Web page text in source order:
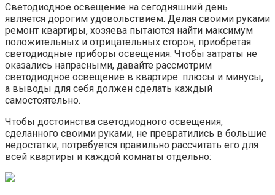
Светодиодное освещение на сегодняшний день
является дорогим удовольствием. Делая своими руками
ремонт квартиры, хозяева пытаются найти максимум
положительных и отрицательных сторон, приобретая
светодиодные приборы освещения. Чтобы затраты не
оказались напрасными, давайте рассмотрим
светодиодное освещение в квартире: плюсы и минусы,
а выводы для себя должен сделать каждый
самостоятельно.
Чтобы достоинства светодиодного освещения,
сделанного своими руками, не превратились в большие
недостатки, потребуется правильно рассчитать его для
всей квартиры и каждой комнаты отдельно: